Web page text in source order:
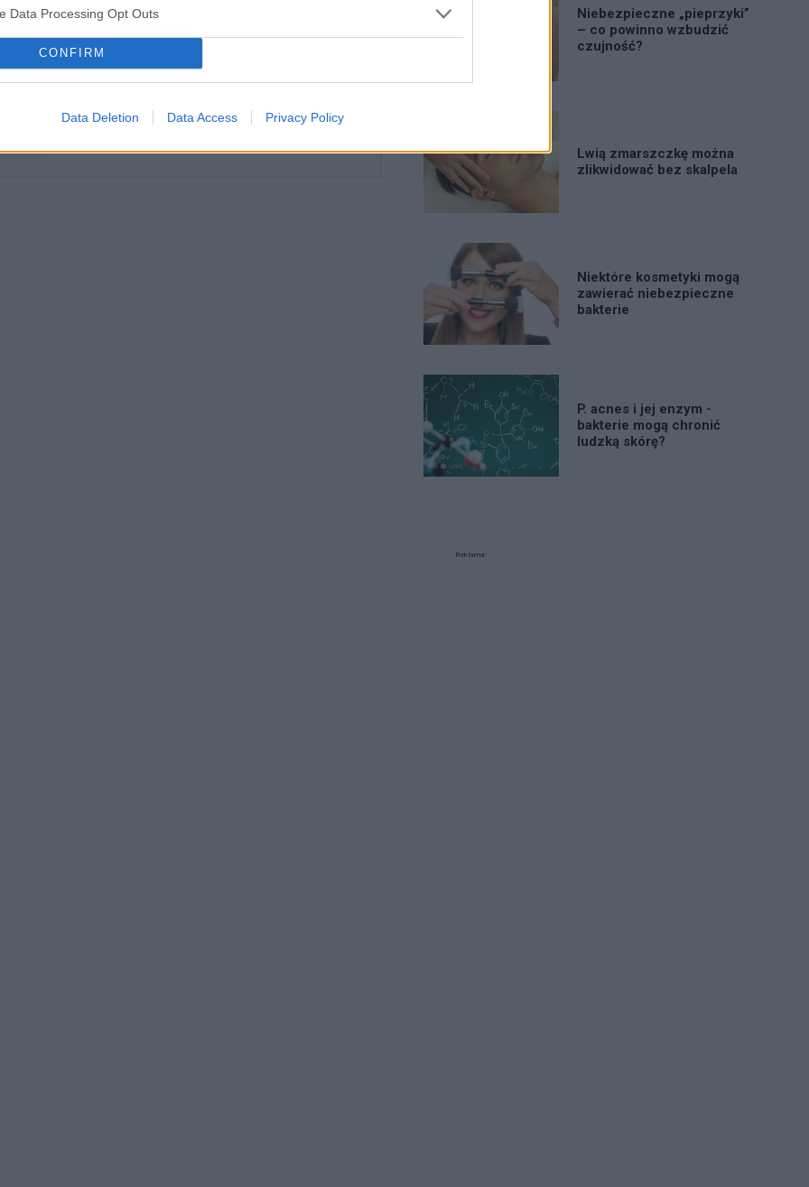
Data Processing Opt Outs
CONFIRM
Data Deletion Data Access Privacy Policy
Niebezpieczne „pieprzyki”
– co powinno wzbudzić
czujność?
Lwią zmarszczkę można
zlikwidować bez skalpela
Niektóre kosmetyki mogą
zawierać niebezpieczne
bakterie
P. acnes i jej enzym -
bakterie mogą chronić
ludzką skórę?
Reklama: